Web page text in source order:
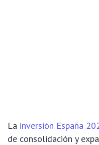
La inversión España
de consolidación y